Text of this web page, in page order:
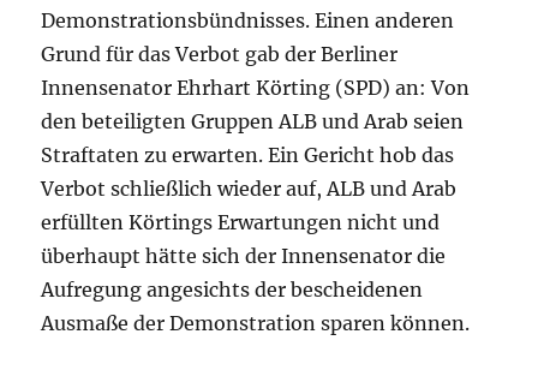
Demonstrationsbündnisses. Einen anderen
Grund für das Verbot gab der Berliner
Innensenator Ehrhart Körting (SPD) an: Von
den beteiligten Gruppen ALB und Arab seien
Straftaten zu erwarten. Ein Gericht hob das
Verbot schließlich wieder auf, ALB und Arab
erfüllten Körtings Erwartungen nicht und
überhaupt hätte sich der Innensenator die
Aufregung angesichts der bescheidenen
Ausmaße der Demonstration sparen können.